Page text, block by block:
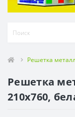
Решетка
Решетка
210x760,